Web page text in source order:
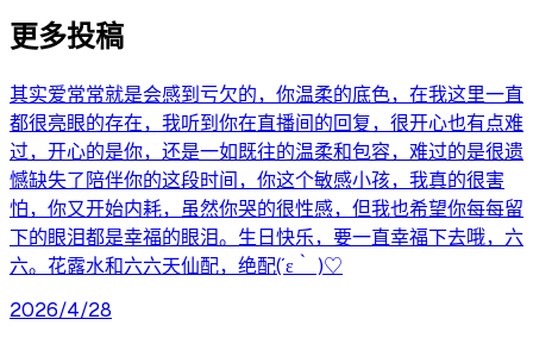
更多投稿
其实爱常常就是会感到亏欠的，你温柔的底色，在我这里一直
都很亮眼的存在，我听到你在直播间的回复，很开心也有点难
过，开心的是你，还是一如既往的温柔和包容，难过的是很遗
憾缺失了陪伴你的这段时间，你这个敏感小孩，我真的很害
怕，你又开始内耗，虽然你哭的很性感，但我也希望你每每留
下的眼泪都是幸福的眼泪。生日快乐，要一直幸福下去哦，六
六。花露水和六六天仙配，绝配(´ε｀ )♡
2026/4/28